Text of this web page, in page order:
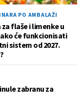
PO AMBALAŽI
za flaše i limenke u
će funkcionisati
sistem od 2027.
zabranu za